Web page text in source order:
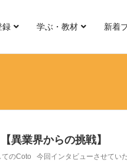
録 学ぶ・教材 新着
異業界からの挑戦】
てのCoto 今回インタビューさせてい